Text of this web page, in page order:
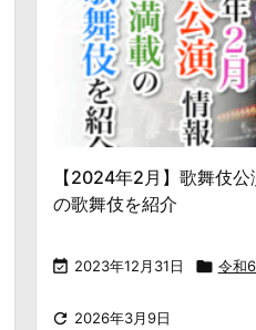
【2024年2月】歌舞伎
の歌舞伎を紹介
 2023年12月31日  令和
 2026年3月9日